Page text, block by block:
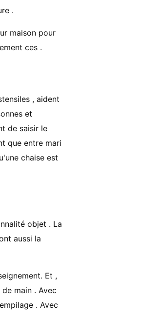
.
maison pour
ces .
, aident
et
de saisir le
que entre mari
chaise est
objet . La
aussi la
Et ,
main . Avec
. Avec